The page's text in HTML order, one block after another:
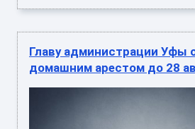
Главу администрации Уфы
домашним арестом до 28